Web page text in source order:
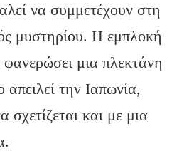
να συμμετέχουν στη
μυστηρίου. Η εμπλοκή
μια πλεκτάνη
την Ιαπωνία,
σχετίζεται και με μια